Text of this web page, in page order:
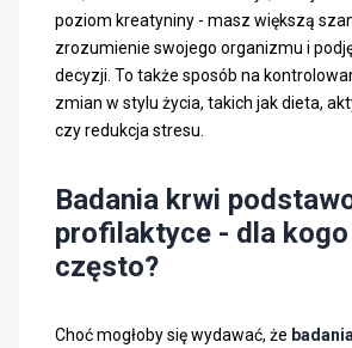
poziom kreatyniny - masz większą
zrozumienie swojego organizmu i
decyzji. To także sposób na
zmian w stylu życia, takich jak dieta,
czy redukcja stresu.
Badania krwi
profilaktyce - dla
często?
Choć mogłoby się wydawać, że